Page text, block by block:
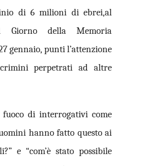
di 6 milioni di ebrei,al
Giorno della Memoria
gennaio, punti l’attenzione
perpetrati ad altre
fuoco di interrogativi come
hanno fatto questo ai
e “com’è stato possibile